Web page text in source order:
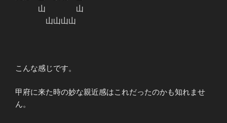
山 山
山山山山
こんな感じです。
甲府に来た時の妙な親近感はこれだったのかも知れませ
ん。